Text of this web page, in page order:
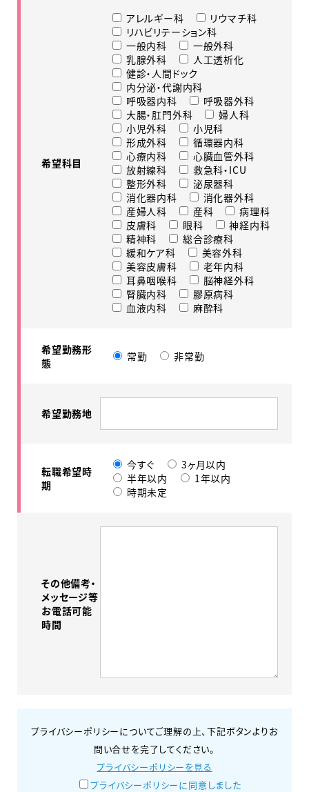
希望科目
アレルギー科
リウマチ科
リハビリテーション科
一般内科
一般外科
乳腺外科
人工透析化
健診・人間ドック
内分泌・代謝内科
呼吸器内科
呼吸器外科
大腸・肛門外科
婦人科
小児外科
小児科
形成外科
循環器内科
心療内科
心臓血管外科
放射線科
救急科・ICU
整形外科
泌尿器科
消化器内科
消化器外科
産婦人科
産科
病理科
皮膚科
眼科
神経内科
精神科
総合診療科
緩和ケア科
美容外科
美容皮膚科
老年内科
耳鼻咽喉科
脳神経外科
腎臓内科
膠原病科
血液内科
麻酔科
希望勤務形
態
常勤 非常勤
希望勤務地
転職希望時
期
今すぐ
3ヶ月以内
半年以内
1年以内
時期未定
その他備考・
メッセージ等
お電話可能
時間
プライバシーポリシーについてご理解の上、下記ボタンよりお
問い合せを完了してください。
プライバシーポリシーを見る
プライバシーポリシーに同意しました